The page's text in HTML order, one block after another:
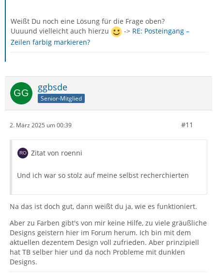
Weißt Du noch eine Lösung für die Frage oben?
Uuuund vielleicht auch hierzu
-> RE: Posteingang –
Zeilen farbig markieren?
ggbsde
Senior-Mitglied
2. März 2025 um 00:39 #11
Zitat von roenni
Und ich war so stolz auf meine selbst recherchierten
Na das ist doch gut, dann weißt du ja, wie es funktioniert.
Aber zu Farben gibt's von mir keine Hilfe, zu viele gräußliche
Designs geistern hier im Forum herum. Ich bin mit dem
aktuellen dezentem Design voll zufrieden. Aber prinzipiell
hat TB selber hier und da noch Probleme mit dunklen
Designs.